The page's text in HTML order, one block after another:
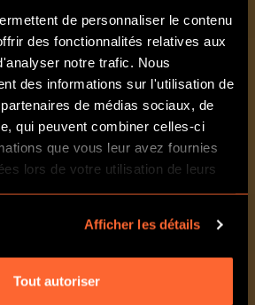
de personnaliser le contenu
des fonctionnalités relatives aux
notre trafic. Nous
des informations sur l'utilisation de
de médias sociaux, de
qui peuvent combiner celles-ci
que vous leur avez fournies
lors de votre utilisation de leurs
Afficher les détails
Tout autoriser
RÉSERVER
ÉVÉNEMENTS
NOS SCÉNARIOS